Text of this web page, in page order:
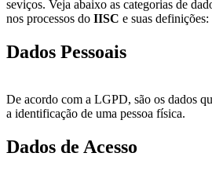
seviços. Veja abaixo as categorias de
nos processos do IISC e suas definições:
Dados Pessoais
De acordo com a LGPD, são os dados
a identificação de uma pessoa física.
Dados de Acesso